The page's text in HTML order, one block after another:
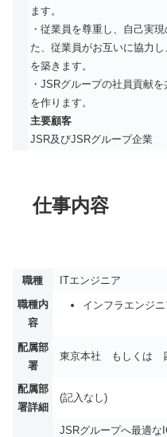
ます。
・従業員を尊重し、自己実
た、従業員がお互いに協力
を築きます。
・JSRグループの社員貢献
を作ります。
主要顧客
JSR及びJSRグループ企業
仕事内容
職種
ITエンジニア
職種内
容
インフラエンジニ
配属部
署
東京本社 もしくは
配属部
署詳細
(記入なし)
JSRグループへ最適な